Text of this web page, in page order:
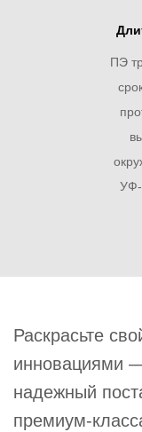
ПЭ
УФ-
Раскрасьте
инновациями
надежный
премиум-